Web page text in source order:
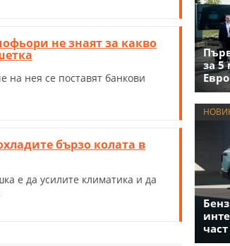
не знаят за какво
на нея се поставят банкови
бързо колата в
е да усилите климатика и да
за 5
част